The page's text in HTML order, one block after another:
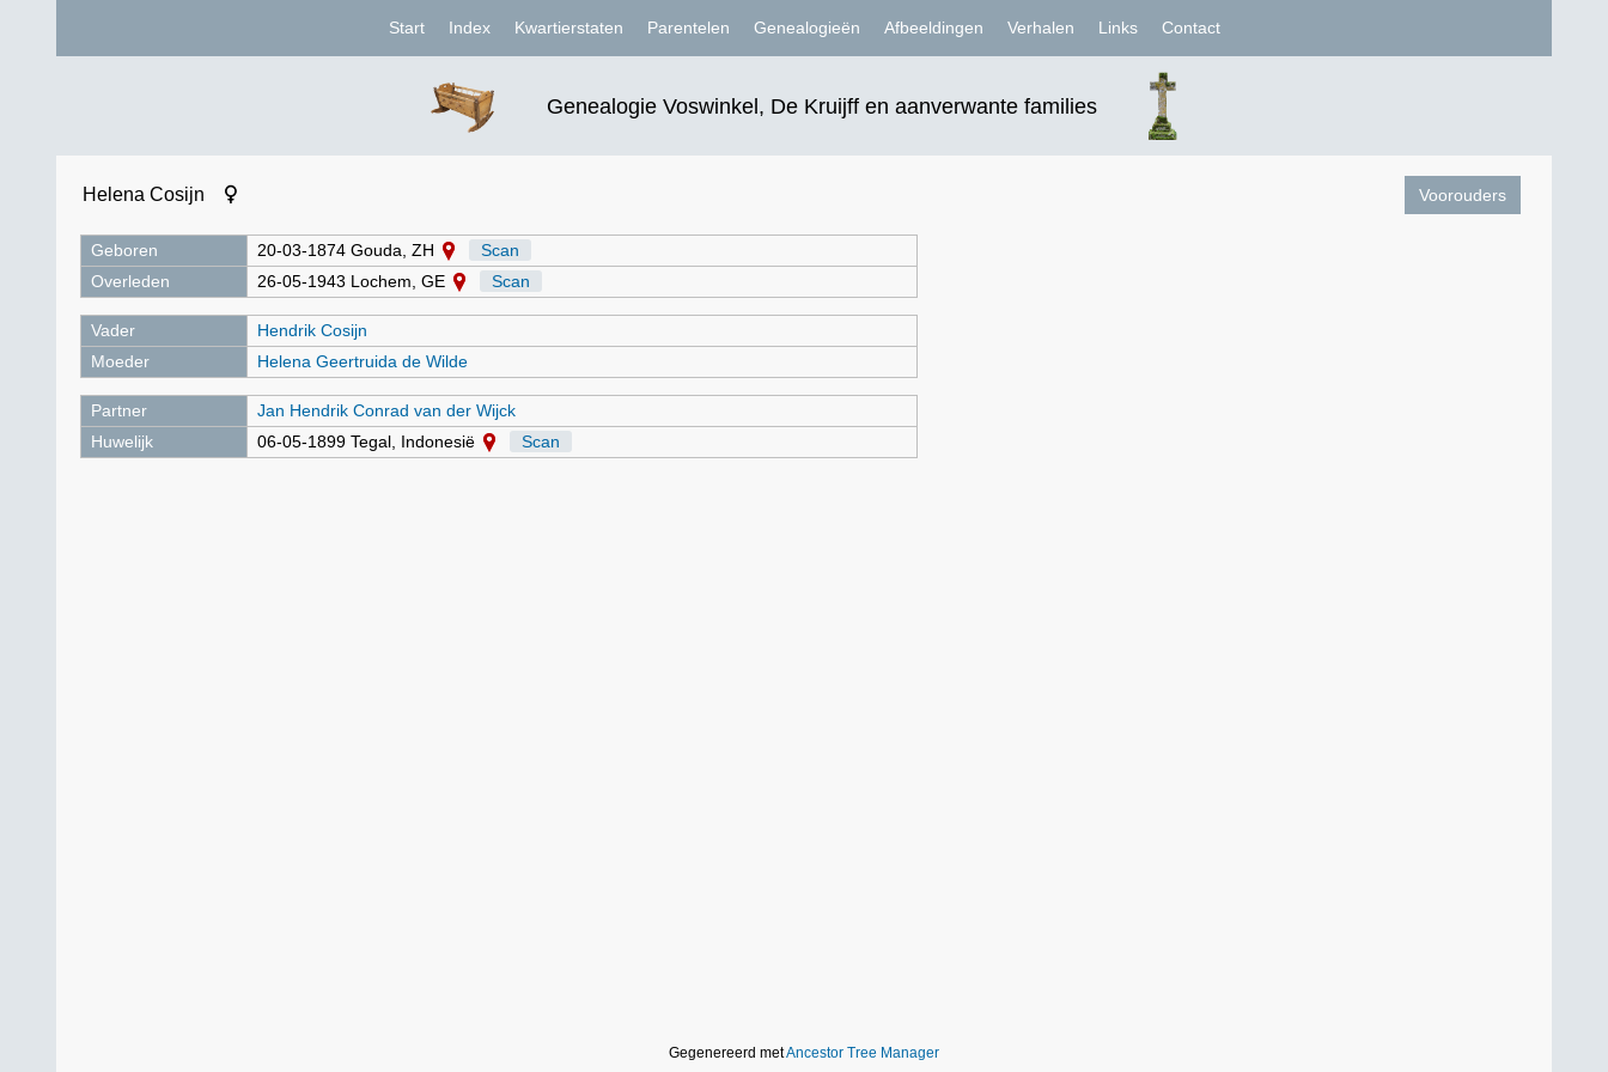
Genealogie Voswinkel, De Kruijff en aanverwante families
Start Index Kwartierstaten Parentelen Genealogieën Afbeeldingen Verhalen Links Contact
Helena Cosijn Voorouders
Geboren 20-03-1874 Gouda, ZH
Scan
Overleden
26-05-1943 Lochem, GE Scan
Vader
Hendrik Cosijn
Moeder
Helena Geertruida de Wilde
Partner
Jan Hendrik Conrad van der Wijck
Huwelijk
06-05-1899 Tegal, Indonesië Scan
Gegenereerd metAncestor Tree Manager